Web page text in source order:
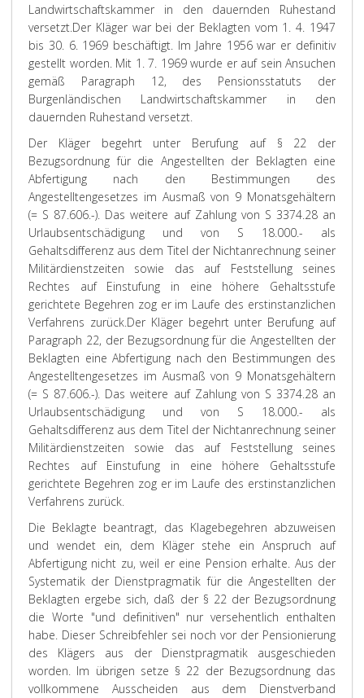
Landwirtschaftskammer in den dauernden Ruhestand
versetzt.Der Kläger war bei der Beklagten vom 1. 4. 1947
bis 30. 6. 1969 beschäftigt. Im Jahre 1956 war er definitiv
gestellt worden. Mit 1. 7. 1969 wurde er auf sein Ansuchen
gemäß Paragraph 12, des Pensionsstatuts der
Burgenländischen Landwirtschaftskammer in den
dauernden Ruhestand versetzt.
Der Kläger begehrt unter Berufung auf § 22 der
Bezugsordnung für die Angestellten der Beklagten eine
Abfertigung nach den Bestimmungen des
Angestelltengesetzes im Ausmaß von 9 Monatsgehältern
(= S 87.606.-). Das weitere auf Zahlung von S 3374.28 an
Urlaubsentschädigung und von S 18.000.- als
Gehaltsdifferenz aus dem Titel der Nichtanrechnung seiner
Militärdienstzeiten sowie das auf Feststellung seines
Rechtes auf Einstufung in eine höhere Gehaltsstufe
gerichtete Begehren zog er im Laufe des erstinstanzlichen
Verfahrens zurück.Der Kläger begehrt unter Berufung auf
Paragraph 22, der Bezugsordnung für die Angestellten der
Beklagten eine Abfertigung nach den Bestimmungen des
Angestelltengesetzes im Ausmaß von 9 Monatsgehältern
(= S 87.606.-). Das weitere auf Zahlung von S 3374.28 an
Urlaubsentschädigung und von S 18.000.- als
Gehaltsdifferenz aus dem Titel der Nichtanrechnung seiner
Militärdienstzeiten sowie das auf Feststellung seines
Rechtes auf Einstufung in eine höhere Gehaltsstufe
gerichtete Begehren zog er im Laufe des erstinstanzlichen
Verfahrens zurück.
Die Beklagte beantragt, das Klagebegehren abzuweisen
und wendet ein, dem Kläger stehe ein Anspruch auf
Abfertigung nicht zu, weil er eine Pension erhalte. Aus der
Systematik der Dienstpragmatik für die Angestellten der
Beklagten ergebe sich, daß der § 22 der Bezugsordnung
die Worte "und definitiven" nur versehentlich enthalten
habe. Dieser Schreibfehler sei noch vor der Pensionierung
des Klägers aus der Dienstpragmatik ausgeschieden
worden. Im übrigen setze § 22 der Bezugsordnung das
vollkommene Ausscheiden aus dem Dienstverband